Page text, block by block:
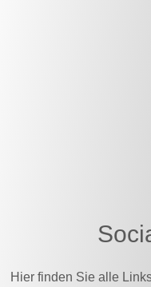
Hier finden Sie alle